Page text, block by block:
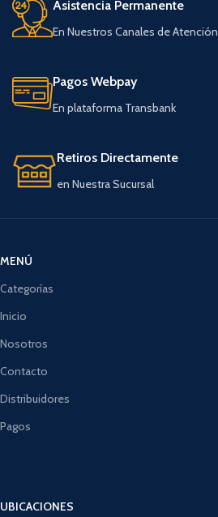
Asistencia Permanente
En Nuestros Canales de Atención
Pagos Webpay
En plataforma Transbank
Retiros Directamente
en Nuestra Sucursal
MENÚ
Categorías
Inicio
Nosotros
Contacto
Distribuidores
Pagos
UBICACIONES